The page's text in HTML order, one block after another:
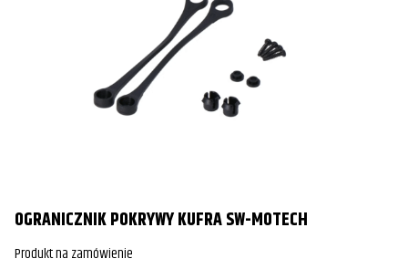
OGRANICZNIK POKRYWY KUFRA SW-MOTECH
Produkt na zamówienie